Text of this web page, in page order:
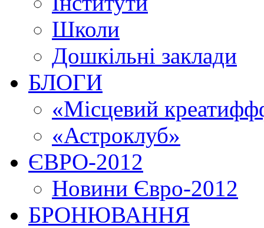
Школи
Дошкільні заклади
БЛОГИ
«Місцевий
«Астроклуб»
ЄВРО-2012
Новини Євро-2012
БРОНЮВАННЯ